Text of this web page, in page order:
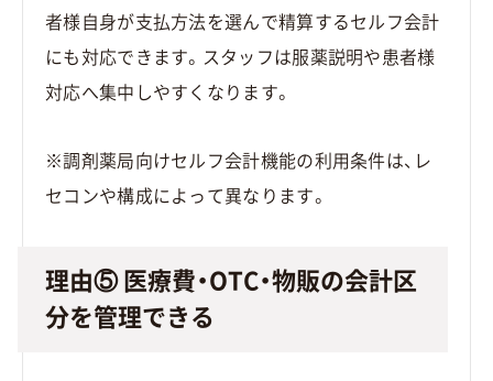
者様自身が支払方法を選んで精算するセルフ会計
にも対応できます。スタッフは服薬説明や患者様
対応へ集中しやすくなります。
※調剤薬局向けセルフ会計機能の利用条件は、レ
セコンや構成によって異なります。
理由⑤ 医療費・OTC・物販の会計区
分を管理できる